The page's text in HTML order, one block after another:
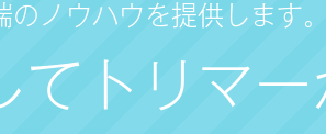
ノウハウを提供します。
て トリマ